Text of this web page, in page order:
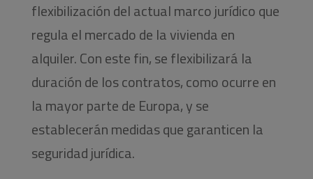
flexibilización del actual marco jurídico que
regula el mercado de la vivienda en
alquiler. Con este fin, se flexibilizará la
duración de los contratos, como ocurre en
la mayor parte de Europa, y se
establecerán medidas que garanticen la
seguridad jurídica.